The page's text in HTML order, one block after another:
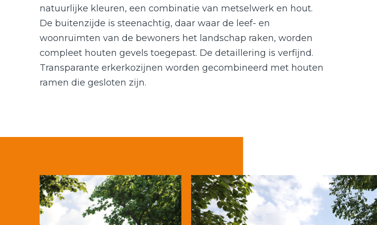
natuurlijke kleuren, een combinatie van metselwerk en hout.
De buitenzijde is steenachtig, daar waar de leef- en
woonruimten van de bewoners het landschap raken, worden
compleet houten gevels toegepast. De detaillering is verfijnd.
Transparante erkerkozijnen worden gecombineerd met houten
ramen die gesloten zijn.